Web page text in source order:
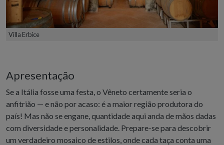
Villa Erbice
Apresentação
Se a Itália fosse uma festa, o Vêneto certamente seria o
anfitrião — e não por acaso: é a maior região produtora do
país! Mas não se engane, quantidade aqui anda de mãos dadas
com diversidade e personalidade. Prepare-se para descobrir
um verdadeiro mosaico de estilos, onde cada taça conta uma